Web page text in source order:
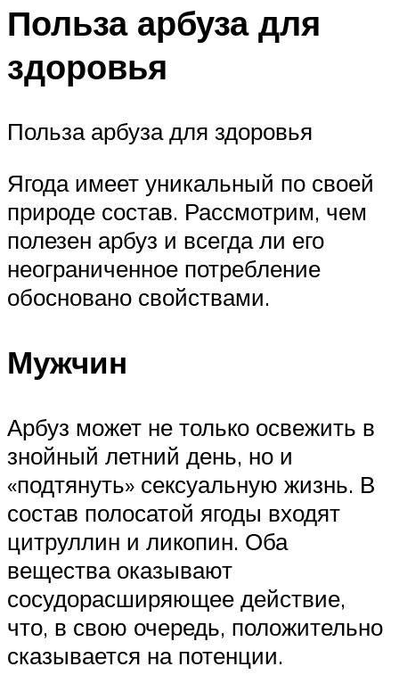
Польза арбуза для
здоровья
Польза арбуза для здоровья
Ягода имеет уникальный по своей
природе состав. Рассмотрим, чем
полезен арбуз и всегда ли его
неограниченное потребление
обосновано свойствами.
Мужчин
Арбуз может не только освежить в
знойный летний день, но и
«подтянуть» сексуальную жизнь. В
состав полосатой ягоды входят
цитруллин и ликопин. Оба
вещества оказывают
сосудорасширяющее действие,
что, в свою очередь, положительно
сказывается на потенции.